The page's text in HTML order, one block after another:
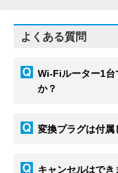
よくある質問
Wi-Fiルーター1台
か？
変換プラグは付属
キャンセルはでき